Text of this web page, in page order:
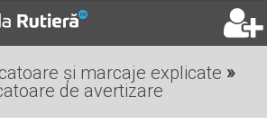
și marcaje explicate »
de avertizare